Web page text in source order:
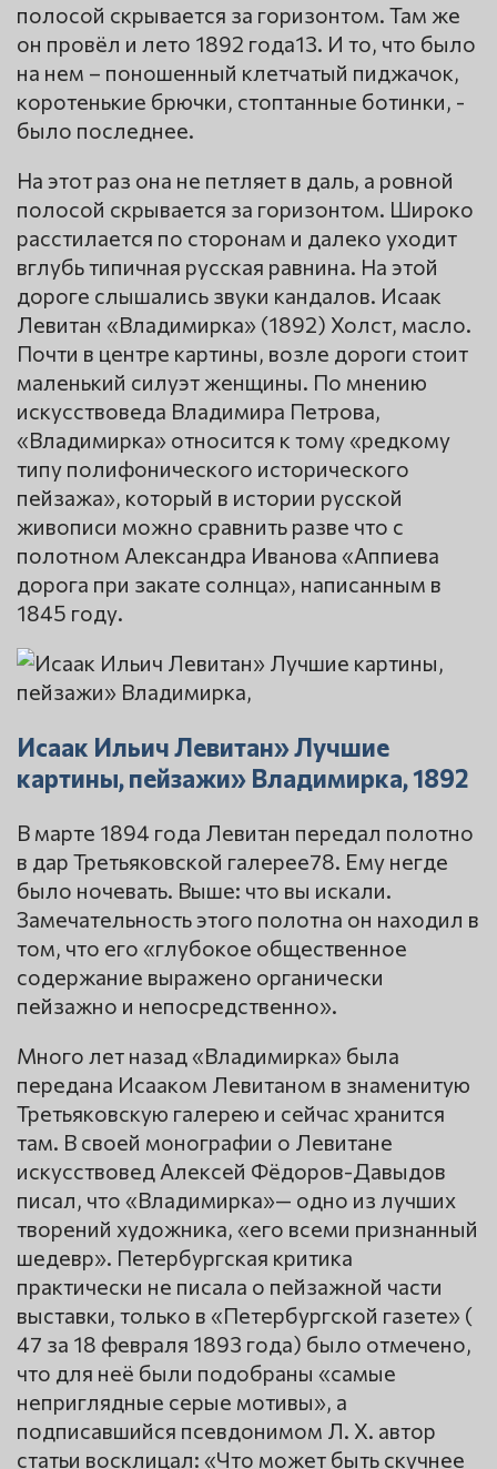
полосой скрывается за горизонтом. Там же
он провёл и лето 1892 года13. И то, что было
на нем – поношенный клетчатый пиджачок,
коротенькие брючки, стоптанные ботинки, -
было последнее.
На этот раз она не петляет в даль, а ровной
полосой скрывается за горизонтом. Широко
расстилается по сторонам и далеко уходит
вглубь типичная русская равнина. На этой
дороге слышались звуки кандалов. Исаак
Левитан «Владимирка» (1892) Холст, масло.
Почти в центре картины, возле дороги стоит
маленький силуэт женщины. По мнению
искусствоведа Владимира Петрова,
«Владимирка» относится к тому «редкому
типу полифонического исторического
пейзажа», который в истории русской
живописи можно сравнить разве что с
полотном Александра Иванова «Аппиева
дорога при закате солнца», написанным в
1845 году.
Исаак Ильич Левитан» Лучшие
картины, пейзажи» Владимирка, 1892
В марте 1894 года Левитан передал полотно
в дар Третьяковской галерее78. Ему негде
было ночевать. Выше: что вы искали.
Замечательность этого полотна он находил в
том, что его «глубокое общественное
содержание выражено органически
пейзажно и непосредственно».
Много лет назад «Владимирка» была
передана Исааком Левитаном в знаменитую
Третьяковскую галерею и сейчас хранится
там. В своей монографии о Левитане
искусствовед Алексей Фёдоров-Давыдов
писал, что «Владимирка»— одно из лучших
творений художника, «его всеми признанный
шедевр». Петербургская критика
практически не писала о пейзажной части
выставки, только в «Петербургской газете» (
47 за 18 февраля 1893 года) было отмечено,
что для неё были подобраны «самые
неприглядные серые мотивы», а
подписавшийся псевдонимом Л. Х. автор
статьи восклицал: «Что может быть скучнее